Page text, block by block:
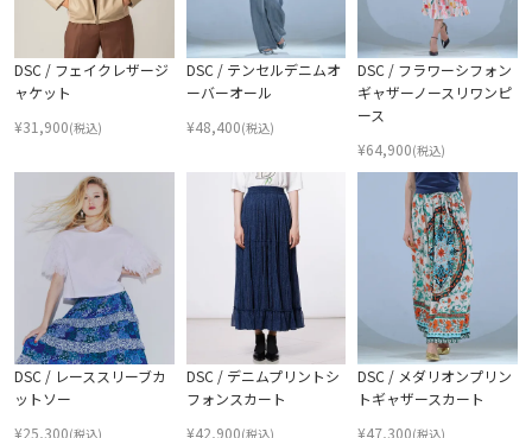
DSC / フェイクレザージ
ャケット
¥31,900(税込)
DSC / テンセルデニムオ
ーバーオール
¥48,400(税込)
DSC / フラワーシフォン
ギャザーノースリワンピ
ース
¥64,900(税込)
DSC / レーススリーブカ
ットソー
¥25,300(税込)
DSC / デニムプリントシ
フォンスカート
¥42,900(税込)
DSC / メダリオンプリン
トギャザースカート
¥47,300(税込)